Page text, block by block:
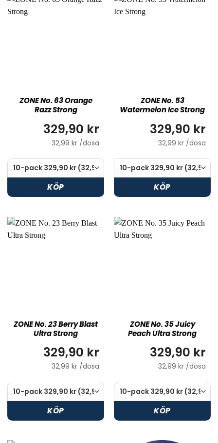
ZONE No. 63 Orange
Razz Strong
329,90 kr
32,99 kr /dosa
KÖP
ZONE No. 53
Watermelon Ice Strong
329,90 kr
32,99 kr /dosa
KÖP
ZONE No. 23 Berry Blast
Ultra Strong
329,90 kr
32,99 kr /dosa
KÖP
ZONE No. 35 Juicy
Peach Ultra Strong
329,90 kr
32,99 kr /dosa
KÖP